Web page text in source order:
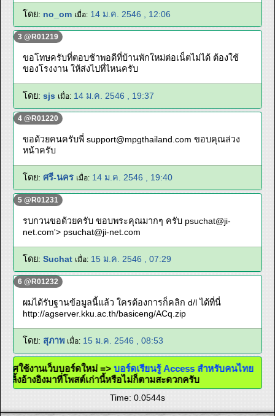
โดย: no_om เมื่อ: 14 ม.ค. 2546 , 12:06
3 @R01219
ขอโทษครับที่ตอบช้าพอดีที่บ้านพักใหม่ต่อเน็ตไม่ได้ ต้องใช้
ของโรงงาน ให้ส่งไปที่ไหนครับ
โดย: sjs เมื่อ: 14 ม.ค. 2546 , 19:37
4 @R01220
ขอด้วยคนครับพี่ support@mpgthailand.com ขอบคุณล่วง
หน้าครับ
โดย: ศรี-นคร เมื่อ: 14 ม.ค. 2546 , 19:40
5 @R01231
รบกวนขอด้วยครับ ขอบพระคุณมากๆ ครับ psuchat@ji-
net.com'> psuchat@ji-net.com
โดย: Suchat เมื่อ: 15 ม.ค. 2546 , 07:29
6 @R01232
ผมได้รับฐานข้อมูลนี้แล้ว ใครต้องการก็คลิก d/l ได้ที่นี่
http://agserver.kku.ac.th/basiceng/ACq.zip
โดย: สุภาพ เมื่อ: 15 ม.ค. 2546 , 08:53
ะกาศใช้งานเว็บบอร์ดใหม่ =>บอร์ดเรียนรู้ Access สำหรับคนไทย
ใส่ลิ้งอ้างอิงมาที่โพสต์เก่านี้หรือไม่ก็ตามสะดวกครับ
Time: 0.0544s